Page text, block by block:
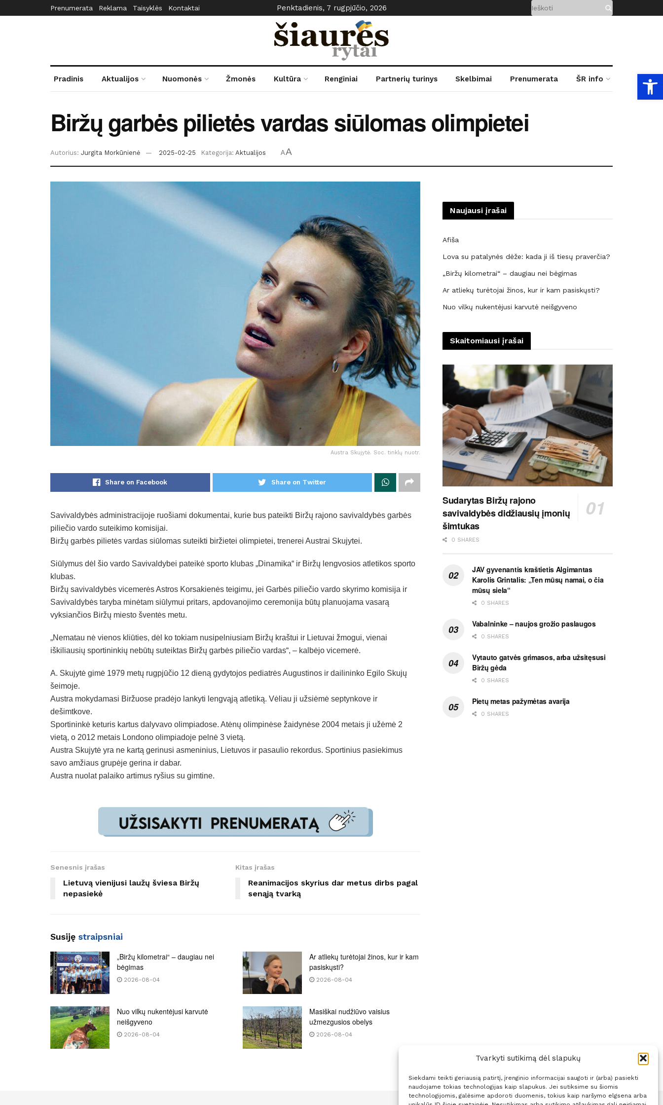
Tvarkyti sutikimą dėl slapukų
Siekdami teikti geriausią patirtį, įrenginio informacijai saugoti ir (arba) pasiekti
naudojame tokias technologijas kaip slapukus. Jei sutiksime su šiomis
technologijomis, galėsime apdoroti duomenis, tokius kaip naršymo elgsena arba
Prenumerata Reklama Taisyklės Kontaktai Penktadienis, 7 rugpjūčio, 2026
Pradinis Aktualijos Nuomonės Žmonės Kultūra Renginiai Partnerių turinys Skelbimai Prenumerata ŠR info
Biržų garbės pilietės vardas siūlomas olimpietei
Autorius: Jurgita Morkūnienė 2025-02-25 Kategorija: Aktualijos AA
Austra Skujytė. Soc. tinklų nuotr.
Share on Facebook Share on Twitter
Savivaldybės administracijoje ruošiami dokumentai, kurie bus pateikti Biržų rajono savivaldybės garbės
piliečio vardo suteikimo komisijai.
Biržų garbės pilietės vardas siūlomas suteikti biržietei olimpietei, trenerei Austrai Skujytei.
Siūlymus dėl šio vardo Savivaldybei pateikė sporto klubas „Dinamika“ ir Biržų lengvosios atletikos sporto
klubas.
Biržų savivaldybės vicemerės Astros Korsakienės teigimu, jei Garbės piliečio vardo skyrimo komisija ir
Savivaldybės taryba minėtam siūlymui pritars, apdovanojimo ceremonija būtų planuojama vasarą
vyksiančios Biržų miesto šventės metu.
„Nematau nė vienos kliūties, dėl ko tokiam nusipelniusiam Biržų kraštui ir Lietuvai žmogui, vienai
iškiliausių sportininkių nebūtų suteiktas Biržų garbės piliečio vardas“, – kalbėjo vicemerė.
A. Skujytė gimė 1979 metų rugpjūčio 12 dieną gydytojos pediatrės Augustinos ir dailininko Egilo Skujų
šeimoje.
Austra mokydamasi Biržuose pradėjo lankyti lengvąją atletiką. Vėliau ji užsiėmė septynkove ir
dešimtkove.
Sportininkė keturis kartus dalyvavo olimpiadose. Atėnų olimpinėse žaidynėse 2004 metais ji užėmė 2
vietą, o 2012 metais Londono olimpiadoje pelnė 3 vietą.
Austra Skujytė yra ne kartą gerinusi asmeninius, Lietuvos ir pasaulio rekordus. Sportinius pasiekimus
savo amžiaus grupėje gerina ir dabar.
Austra nuolat palaiko artimus ryšius su gimtine.
Senesnis įrašas
Lietuvą vienijusi laužų šviesa Biržų
nepasiekė
Kitas įrašas
Reanimacijos skyrius dar metus dirbs pagal
senąją tvarką
Susiję straipsniai
„Biržų kilometrai“ – daugiau nei
bėgimas
2026-08-04
Ar atliekų turėtojai žinos, kur ir kam
pasiskųsti?
2026-08-04
Nuo vilkų nukentėjusi karvutė
neišgyveno
2026-08-04
Masiškai nudžiūvo vaisius
užmezgusios obelys
2026-08-04
Naujausi įrašai
Afiša
Lova su patalynės dėže: kada ji iš tiesų praverčia?
„Biržų kilometrai“ – daugiau nei bėgimas
Ar atliekų turėtojai žinos, kur ir kam pasiskųsti?
Nuo vilkų nukentėjusi karvutė neišgyveno
Skaitomiausi įrašai
Sudarytas Biržų rajono
savivaldybės didžiausių įmonių
šimtukas
0 SHARES
JAV gyvenantis kraštietis Algimantas
Karolis Grintalis: „Ten mūsų namai, o čia
mūsų siela“
0 SHARES
Vabalninke – naujos grožio paslaugos
0 SHARES
Vytauto gatvės grimasos, arba užsitęsusi
Biržų gėda
0 SHARES
Pietų metas pažymėtas avarija
0 SHARES